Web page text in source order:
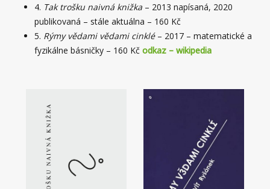
4. Tak trošku naivná knižka – 2013 napísaná, 2020
publikovaná – stále aktuálna – 160 Kč
5. Rýmy vědami vědami cinklé– 2017 – matematické a
fyzikálne básničky – 160 Kč odkaz – wikipedia